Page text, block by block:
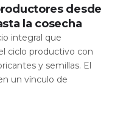
desde
la cosecha
integral que
ciclo productivo con
y semillas. El
un vínculo de